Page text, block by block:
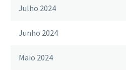
Julho 2024
Junho 2024
Maio 2024